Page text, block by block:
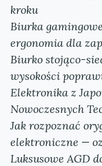
kroku
Biurka
ergonomia dla
Biurko stojąco-
wysokości
Elektronika z
Nowoczesnych
Jak rozpoznać
elektroniczne —
Luksusowe AGD